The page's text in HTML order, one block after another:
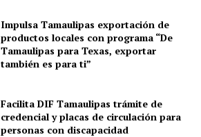
Impulsa Tamaulipas exportación de
productos locales con programa “De
Tamaulipas para Texas, exportar
también es para ti”
Facilita DIF Tamaulipas trámite de
credencial y placas de circulación para
personas con discapacidad